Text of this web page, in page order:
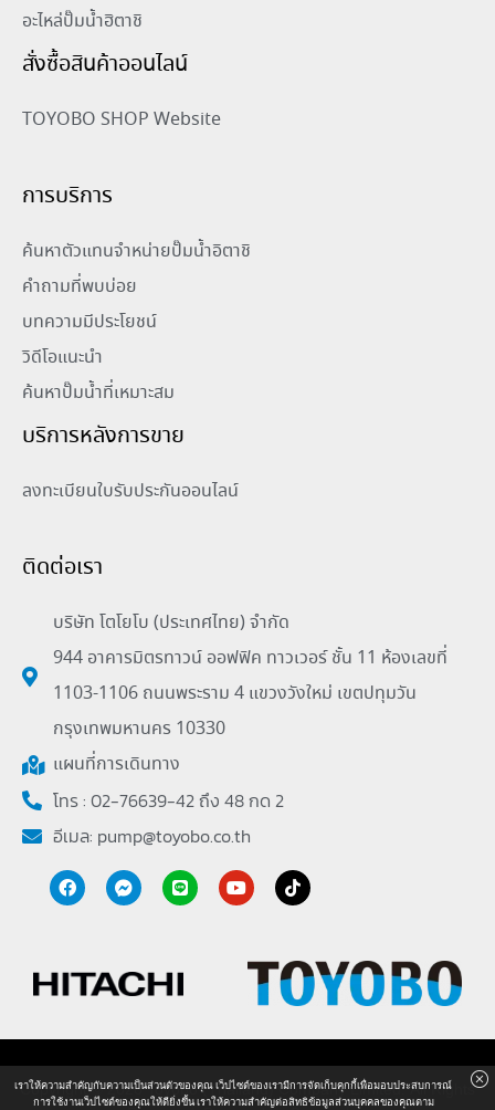
อะไหล่ปั๊มน้ำฮิตาชิ
สั่งซื้อสินค้าออนไลน์
TOYOBO SHOP Website
การบริการ
ค้นหาตัวแทนจำหน่ายปั๊มน้ำอิตาชิ
คำถามที่พบบ่อย
บทความมีประโยชน์
วิดีโอแนะนำ
ค้นหาปั๊มน้ำที่เหมาะสม
บริการหลังการขาย
ลงทะเบียนใบรับประกันออนไลน์
ติดต่อเรา
บริษัท โตโยโบ (ประเทศไทย) จำกัด
944 อาคารมิตรทาวน์ ออฟฟิค ทาวเวอร์ ชั้น 11 ห้องเลขที่
1103-1106 ถนนพระราม 4 แขวงวังใหม่ เขตปทุมวัน
กรุงเทพมหานคร 10330
แผนที่การเดินทาง
โทร : 02-76639-42 ถึง 48 กด 2
อีเมล: pump@toyobo.co.th
Copyright © 2026 Toyobo (Thailand) Company Limited. All Rights
เราให้ความสำคัญกับความเป็นส่วนตัวของคุณ เว็ปไซต์ของเรามีการจัดเก็บคุกกี้เพื่อมอบประสบการณ์
การใช้งานเว็ปไซต์ของคุณให้ดียิ่งขึ้น เราให้ความสำคัญต่อสิทธิข้อมูลส่วนบุคคลของคุณตาม